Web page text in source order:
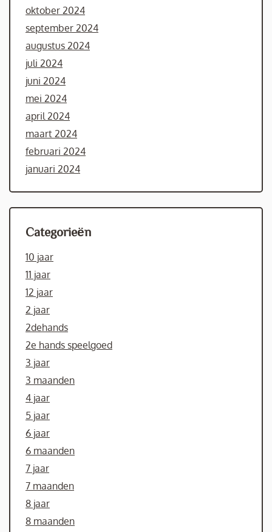
oktober 2024
september 2024
augustus 2024
juli 2024
juni 2024
mei 2024
april 2024
maart 2024
februari 2024
januari 2024
Categorieën
10 jaar
11 jaar
12 jaar
2 jaar
2dehands
2e hands speelgoed
3 jaar
3 maanden
4 jaar
5 jaar
6 jaar
6 maanden
7 jaar
7 maanden
8 jaar
8 maanden